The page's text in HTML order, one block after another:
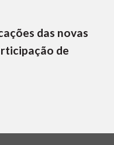
das novas
de